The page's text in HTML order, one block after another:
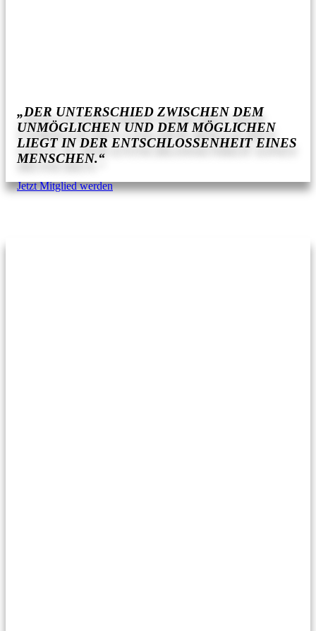
„DER UNTERSCHIED ZWISCHEN DEM
UNMÖGLICHEN UND DEM MÖGLICHEN
LIEGT IN DER ENTSCHLOSSENHEIT EINES
MENSCHEN.“
Jetzt Mitglied werden